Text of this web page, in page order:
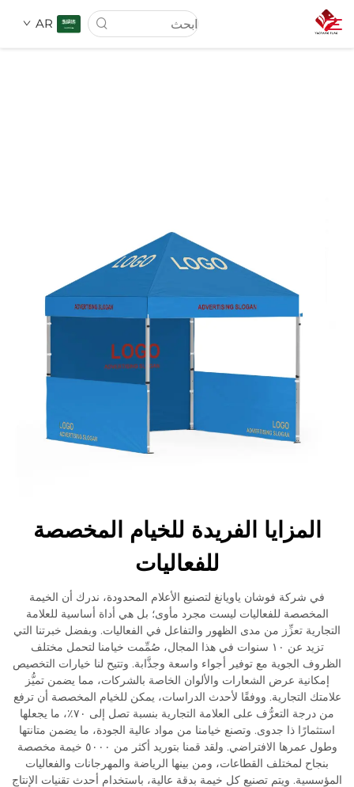
AR
الأخبار
المزايا الفريدة للخيام المخصصة
للفعاليات
في شركة فوشان ياويانغ لتصنيع الأعلام المحدودة، ندرك أن الخيمة
المخصصة للفعاليات ليست مجرد مأوى؛ بل هي أداة أساسية للعلامة
التجارية تعزِّز من مدى الظهور والتفاعل في الفعاليات. وبفضل خبرتنا التي
تزيد عن ١٠ سنوات في هذا المجال، صُمِّمت خيامنا لتحمل مختلف
الظروف الجوية مع توفير أجواء واسعة وجذَّابة. وتتيح لنا خيارات التخصيص
إمكانية عرض الشعارات والألوان الخاصة بالشركات، مما يضمن تميُّز
علامتك التجارية. ووفقًا لأحدث الدراسات، يمكن للخيام المخصصة أن ترفع
من درجة التعرُّف على العلامة التجارية بنسبة تصل إلى ٧٠٪، ما يجعلها
استثمارًا ذا جدوى. وتصنع خيامنا من مواد عالية الجودة، ما يضمن متانتها
وطول عمرها الافتراضي. ولقد قمنا بتوريد أكثر من ٥٠٠٠ خيمة مخصصة
بنجاح لمختلف القطاعات، ومن بينها الرياضة والمهرجانات والفعاليات
المؤسسية. ويتم تصنيع كل خيمة بدقة عالية، باستخدام أحدث تقنيات الإنتاج